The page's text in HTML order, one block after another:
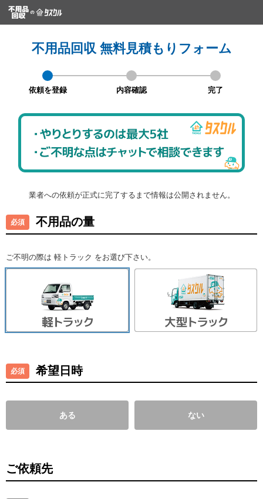
不用品回収 無料見積もりフォーム
依頼を登録 内容確認 完了
業者への依頼が正式に完了するまで情報は公開されません。
不用品の量
ご不明の際は 軽トラック をお選び下さい。
希望日時
ある ない
ご依頼先